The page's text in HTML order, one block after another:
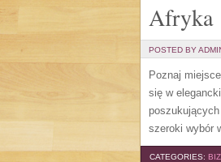
Afryka
POSTED BY
Poznaj
się w
szeroki wybór
CATEGORIES: